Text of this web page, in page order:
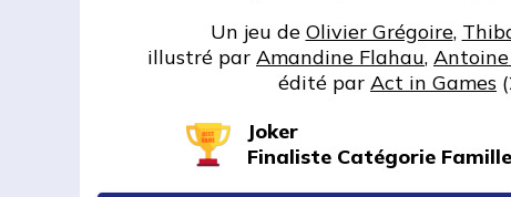
Un jeu de Olivier Grégoire,
illustré par Amandine Flahau,
édité par Act in Games
Joker
Finaliste Catégorie